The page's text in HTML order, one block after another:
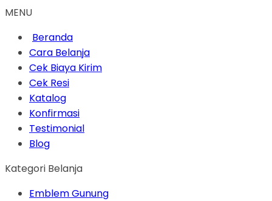
MENU
Beranda
Cara Belanja
Cek Biaya Kirim
Cek Resi
Katalog
Konfirmasi
Testimonial
Blog
Kategori Belanja
Emblem Gunung